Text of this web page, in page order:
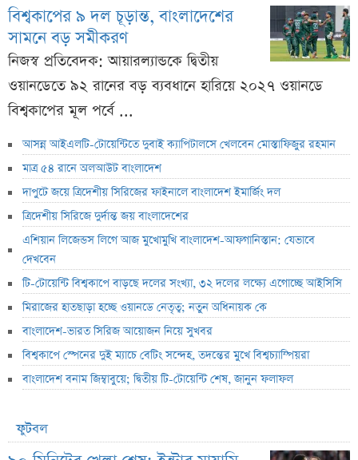
বিশ্বকাপের ৯ দল চূড়ান্ত, বাংলাদেশের
সামনে বড় সমীকরণ
নিজস্ব প্রতিবেদক: আয়ারল্যান্ডকে দ্বিতীয়
ওয়ানডেতে ৯২ রানের বড় ব্যবধানে হারিয়ে ২০২৭ ওয়ানডে
বিশ্বকাপের মূল পর্বে ...
আসন্ন আইএলটি-টোয়েন্টিতে দুবাই ক্যাপিটালসে খেলবেন মোস্তাফিজুর রহমান
মাত্র ৫৪ রানে অলআউট বাংলাদেশ
দাপুটে জয়ে ত্রিদেশীয় সিরিজের ফাইনালে বাংলাদেশ ইমার্জিং দল
ত্রিদেশীয় সিরিজে দুর্দান্ত জয় বাংলাদেশের
এশিয়ান লিজেন্ডস লিগে আজ মুখোমুখি বাংলাদেশ-আফগানিস্তান: যেভাবে
দেখবেন
টি-টোয়েন্টি বিশ্বকাপে বাড়ছে দলের সংখ্যা, ৩২ দলের লক্ষ্যে এগোচ্ছে আইসিসি
মিরাজের হাতছাড়া হচ্ছে ওয়ানডে নেতৃত্ব; নতুন অধিনায়ক কে
বাংলাদেশ-ভারত সিরিজ আয়োজন নিয়ে সুখবর
বিশ্বকাপে স্পেনের দুই ম্যাচে বেটিং সন্দেহ, তদন্তের মুখে বিশ্বচ্যাম্পিয়রা
বাংলাদেশ বনাম জিম্বাবুয়ে; দ্বিতীয় টি-টোয়েন্টি শেষ, জানুন ফলাফল
ফুটবল